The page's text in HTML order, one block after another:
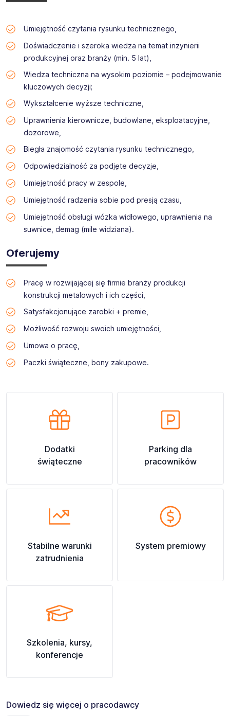
Umiejętność czytania rysunku technicznego,
Doświadczenie i szeroka wiedza na temat inżynierii
produkcyjnej oraz branży (min. 5 lat),
Wiedza techniczna na wysokim poziomie – podejmowanie
kluczowych decyzji;
Wykształcenie wyższe techniczne,
Uprawnienia kierownicze, budowlane, eksploatacyjne,
dozorowe,
Biegła znajomość czytania rysunku technicznego,
Odpowiedzialność za podjęte decyzje,
Umiejętność pracy w zespole,
Umiejętność radzenia sobie pod presją czasu,
Umiejętność obsługi wózka widłowego, uprawnienia na
suwnice, demag (mile widziana).
Oferujemy
Pracę w rozwijającej się firmie branży produkcji
konstrukcji metalowych i ich części,
Satysfakcjonujące zarobki + premie,
Możliwość rozwoju swoich umiejętności,
Umowa o pracę,
Paczki świąteczne, bony zakupowe.
Dodatki
świąteczne
Parking dla
pracowników
Stabilne warunki
zatrudnienia
System premiowy
Szkolenia, kursy,
konferencje
Dowiedz się więcej o pracodawcy